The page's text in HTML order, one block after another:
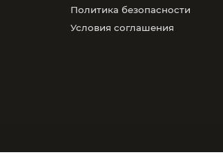
Политика безопасности
Условия соглашения